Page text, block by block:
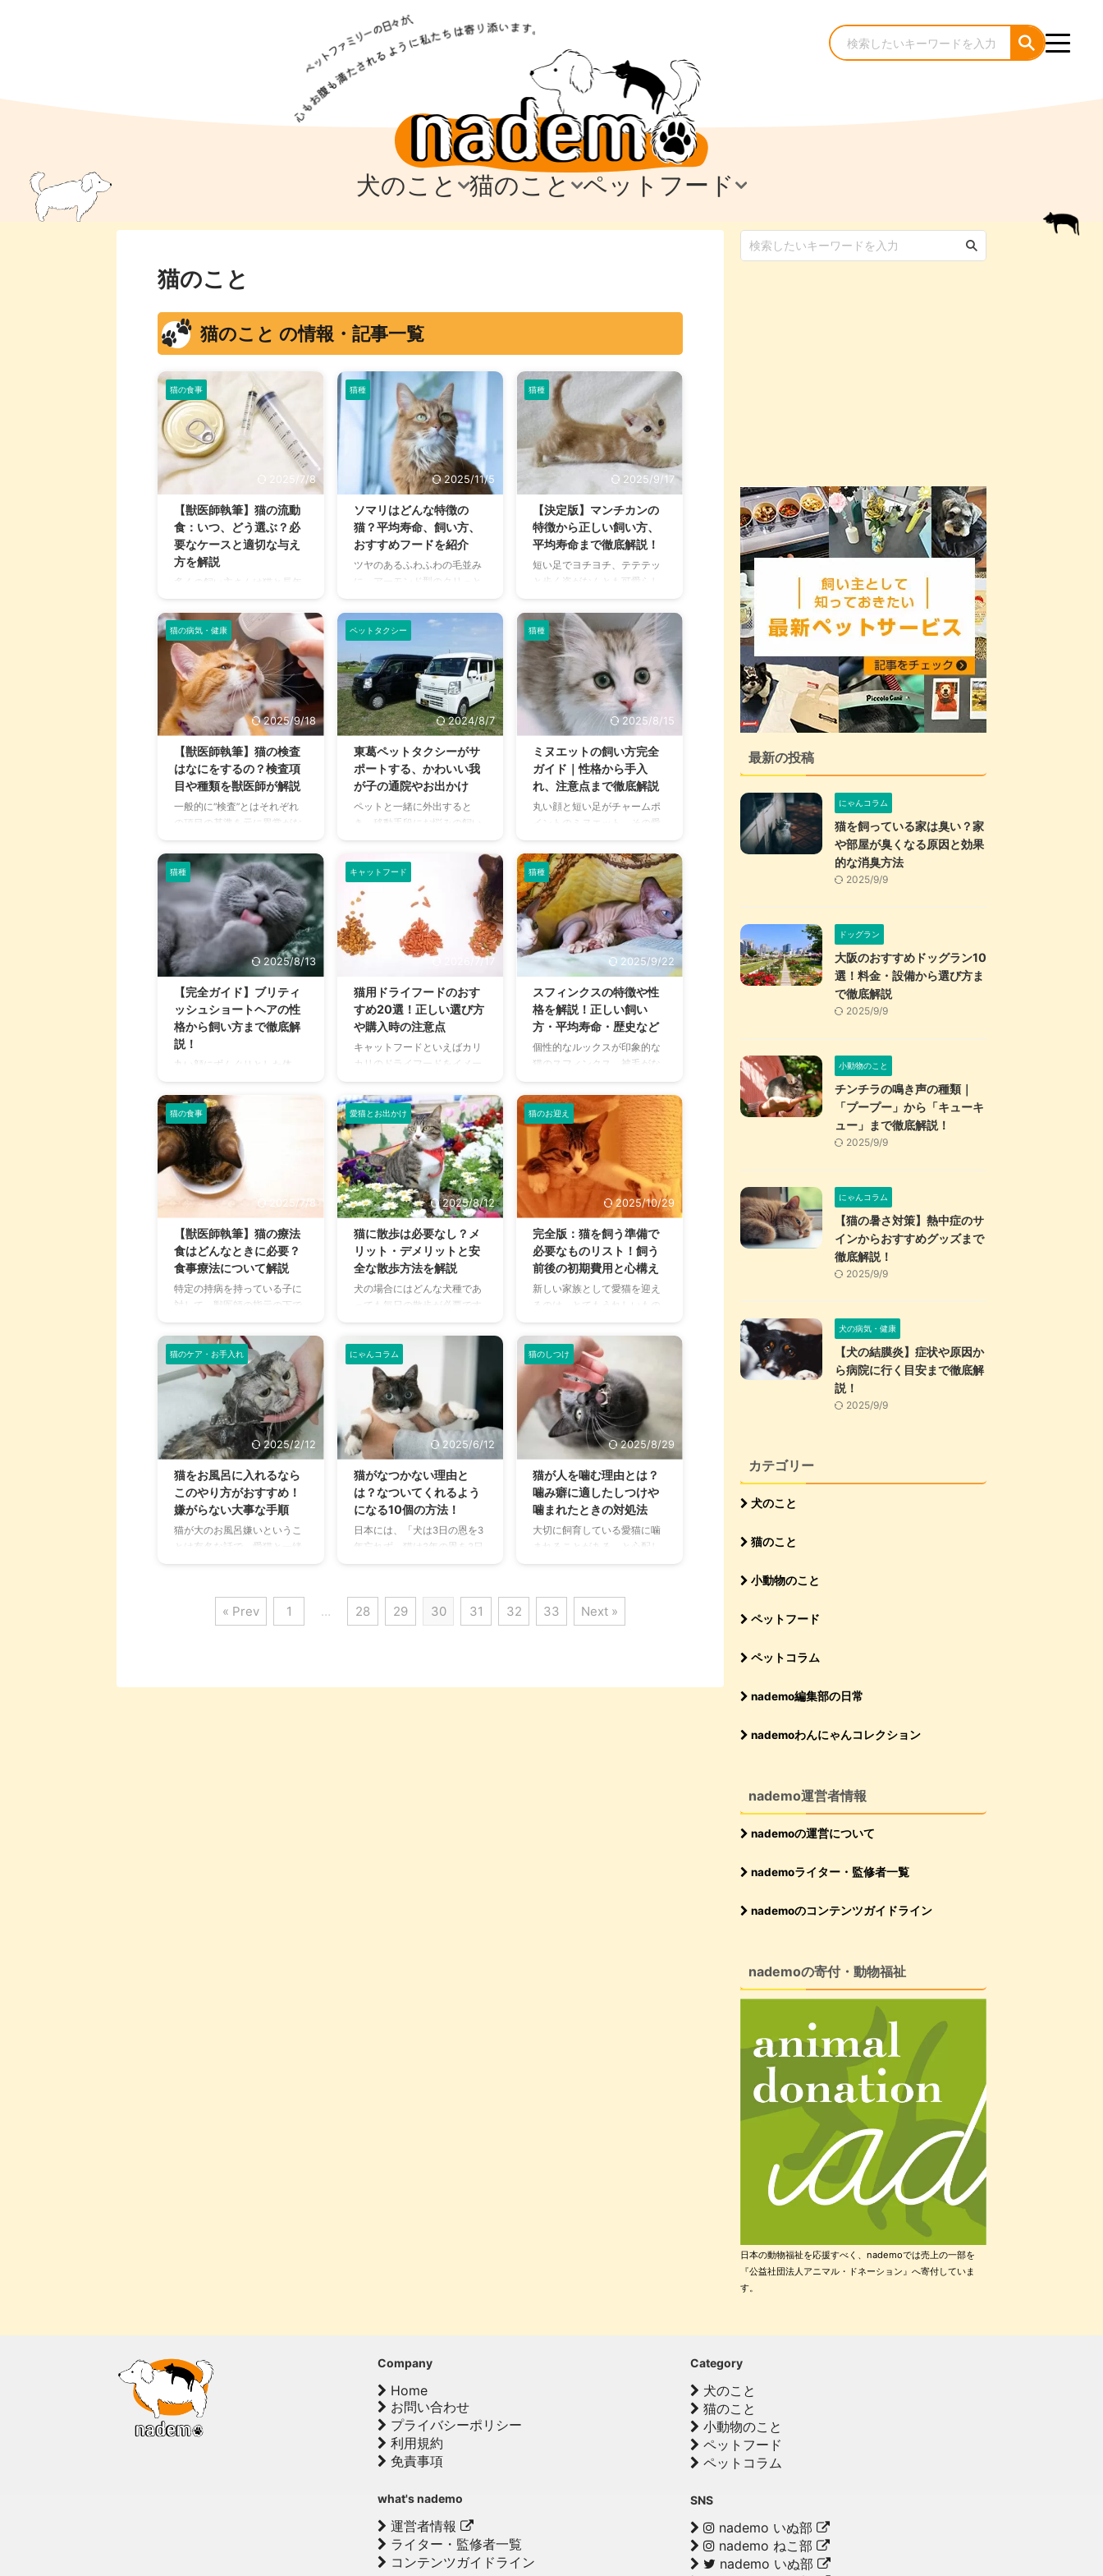
犬のこと
犬のこと
犬のケア・お手入れ
犬のしつけ
猫のこと
猫のこと
猫のケア・お手入れ
猫のしつけ
ペットフード
ペットフード
猫のこと
猫のこと の情報・記事一覧
猫の食事
2025/7/8
【獣医師執筆】猫の流動
食：いつ、どう選ぶ？必
要なケースと適切な与え
方を解説
多くの飼い主さんは猫と長年
暮らしていく中で、愛猫の怪
我や病気などさまざまな健康
問題を抱えるでしょう。 その
中でも猫の食欲が無くなって
しまったり、ドライフードや
缶詰フードを噛んで食べるこ
とが難しくなる場面もありま
す。 そんなときには、獣医師
の指示に基づいて“流動食”を
与えることがあるのです。 こ
の記事ではそんな流動食につ
いて、 流動食が必要になる状
況 流動食の種類 流動食の与え
方、注意点 の大きく3つのポ
は通常のフードが食べられな
いときに使われる、栄養 ...
猫種
2025/11/5
ソマリはどんな特徴の
猫？平均寿命、飼い方、
おすすめフードを紹介
ツヤのあるふわふわの毛並み
に、アーモンド型のクリっと
した目が特徴的なソマリ。最
近はペットショップで見かけ
ることも多く、その美しさに
魅了される人も多いのではな
いでしょうか？ 本記事ではソ
マリの特徴や性格、お迎えす
る際のポイントなどをご紹介
しています。新しい家族のお
迎えを検討している人は、ぜ
ひ参考にしてみてください
ね。 この記事の結論 ソマリは
アビシニアンに似た可愛らし
い声の猫種 とても甘えん坊で
飼い主さんとの時間を大切に
なブラッシングなど、お手入
れがとて ...
猫種
2025/9/17
【決定版】マンチカンの
特徴から正しい飼い方、
平均寿命まで徹底解説！
短い足でヨチヨチ、テテテッ
と歩く姿がなんとも可愛らし
いマンチカン。最大の特徴で
あるその短足は、実は交配に
より人工的に生まれたもので
はなく、自然が生んだミラク
ルだとか。 人なつこく、好奇
心旺盛で遊び好きの性格も相
まって、近年の猫種ランキン
グではトップを争うほどの人
気者です。 ただし、純血種と
してのブリーディングの歴史
も浅いため、種類が多い一方
で希少性が高く、お値段もお
高め。 また、短足胴長の体型
は愛される長所であると同時
んなマンチカンと末長く幸せ
に暮らす ...
猫の病気・健康
2025/9/18
【獣医師執筆】猫の検査
はなにをするの？検査項
目や種類を獣医師が解説
一般的に“検査”とはそれぞれ
の項目の基準を元に異常がな
いか、適切かどうか調べるた
めに行われます。 特に動物病
院でペットに対して行われる
検査は臨床検査と呼ばれ、健
康診断、病気の診断を行いま
す。 それだけでなく治療方法
を選んだり、その治療の効果
を判定したりと実にさまざま
な目的で行われます。 今回は
動物病院で日々行われている
検査を、特に猫にフォーカス
してお話しします。 この記事
の結論 猫の主な検査内容は、
触診・血液検査・画像検査・
全体の病気診断に役立つた
め、尿検査は特に重要 猫がス
ト ...
ペットタクシー
2024/8/7
東葛ペットタクシーがサ
ポートする、かわいい我
が子の通院やお出かけ
ペットと一緒に外出すると
き、移動手段にお悩みの飼い
主さんは多いでしょう。 とく
に公共交通機関ではペットを
連れての乗車は難しい点も多
く、車を持っていない飼い主
さんは不便な思いをすること
もあると思います。 ペットだ
けを移動したいとなると、さ
らに手段は限られますよね。
ペットタクシー。 今回は東葛
ペットタクシーを取材し、サ
ービスの特徴や内容、おすす
めポイントなどをうかがいま
した。 ペットタクシーの老
地域で創業し、現在は「足
立、板橋、世田谷、大田」に
も拠点を構 ...
猫種
2025/8/15
ミヌエットの飼い方完全
ガイド｜性格から手入
れ、注意点まで徹底解説
丸い顔と短い足がチャームポ
イントのミヌエット。その愛
らしい姿から、近年人気が高
まっています。 しかし、「ミ
ヌエットってどんな猫？」
「飼うときに気をつけること
はあるの？」と疑問に思う方
も多いのではないでしょう
か。 この記事では、ミヌエッ
トの性格や特徴、日々の生活
で欠かせないお手入れ方法、
健康管理のポイントまで、飼
い主さんが知りたい情報をす
べてまとめました。 ミヌエッ
トとの暮らしをより豊かにす
るために、ぜひ参考にしてく
エット（ナポレオン）は短足
でぽってり体型が特徴の猫種
ミヌエッ ...
猫種
2025/8/13
【完全ガイド】ブリティ
ッシュショートヘアの性
格から飼い方まで徹底解
説！
丸い顔にずんぐりとした体
型、そして愛嬌のある表情が
魅力のブリティッシュショー
トヘア。映画「不思議の国の
アリス」に登場するチェシャ
猫のモデルになったとも言わ
れ、その愛くるしい姿に惹か
れる方も多いのではないでし
ょうか。 穏やかで人懐っこい
にも人気の高い猫種です。猫
といえばブリティッシュショ
ートヘア！と思う人もいるの
事では、ブリティッシュショ
の作り方まで、彼らとの生活
を豊かにするための情報を網
羅的にご紹介し ...
キャットフード
2026/7/17
猫用ドライフードのおす
すめ20選！正しい選び方
や購入時の注意点
キャットフードといえばカリ
カリのドライフードをイメー
ジする方も多いのではないで
しょうか。 市販店舗でも子猫
用やシニア猫用、国産や外国
産などたくさんの種類が販売
されており、どれを選べばよ
いのか迷うこともあると思い
ます。 適切なドライフードは
猫の年齢や体調によって変わ
ってきます。毎日食べるもの
だからこそ、美味しさや素材
にこだわって選んであげたい
ですよね。 この記事ではドラ
イフードの特徴や選び方、与
える時の注意点などについて
フードの切り替えについて知
りたい方 ...
猫種
2025/9/22
スフィンクスの特徴や性
格を解説！正しい飼い
方・平均寿命・歴史など
個性的なルックスが印象的な
猫のスフィンクス。被毛がな
く無毛タイプの代表的な猫種
です。 「猫といえばモフモフ
の毛」というイメージも強
く、毛がほとんど生えていな
いスフィンクスは初めて見る
人にとってかなりインパクト
のある猫種といえるでしょ
う。 本記事では、スフィンク
スの性格や特徴、一緒に暮ら
す際のポイントを解説してい
ます。これから猫を迎え入れ
る予定の人は、候補の一例と
して検討してみてはいかがで
しょうか。 この記事の結論 ス
心が旺盛、飼い主さんに限ら
ず人のこと ...
猫の食事
2025/7/8
【獣医師執筆】猫の療法
食はどんなときに必要？
食事療法について解説
特定の持病を持っている子に
対して、獣医師の指示の下で
処方される療法食。 一般的に
水とフードだけで良いとされ
ている総合栄養食とは、どう
いった点で異なっているの
か、疑問に思う飼い主さんも
多いはず。 食事療法のひとつ
として選ばれる猫用療法食と
は？どんな種類があるのか？
そんな飼い主さんの疑問にお
答えすべく、獣医師執筆の
下、詳しく解説します。 この
記事の結論 キャットフードは
目的別に「総合栄養食・療法
食・一般食・おやつ」がある
愛猫とお出かけ
2025/8/12
猫に散歩は必要なし？メ
リット・デメリットと安
全な散歩方法を解説
犬の場合にはどんな犬種であ
っても毎日の散歩が必要です
が、犬に比べると、猫を散歩
させている飼い主さんはあま
り見かけませんよね。 「犬は
人につき、猫は家につく」と
よく言いますが、猫にも散歩
は必要なのでしょうか？ 本記
事では、猫を散歩させる必要
性や外に連れ出すメリット・
デメリットについて解説して
います。 愛猫と一緒に暮らし
ている人、愛猫に散歩は必要
なのか気になっている人は、
ぜひ最後まで読んでみてくだ
さいね。 この記事の結論 猫は
に連れ ...
猫のお迎え
2025/10/29
完全版：猫を飼う準備で
必要なものリスト！飼う
前後の初期費用と心構え
新しい家族として愛猫を迎え
るのは、とてもうれしいもの
ですよね。しかし、初めて猫
と一緒に暮らすという方は、
お迎えにあたって準備したり
考えなければいけないことが
さまざまにあります。 あると
便利なグッズや一緒に暮らす
上での注意したい点など、一
緒に暮らし始めてから慌てな
いような準備が必要。 ペット
をお迎えすることは新しい命
に責任を持つことです。しっ
かりとポイントをおさえて、
愛猫との生活を楽しいものに
していきましょう。 この記事
える 愛 ...
猫のケア・お手入れ
2025/2/12
猫をお風呂に入れるなら
このやり方がおすすめ！
嫌がらない大事な手順
猫が大のお風呂嫌いというこ
とは有名な話で、愛猫と一緒
に暮らしている人なら誰もが
さっぱり落として体をほぐす
時間は人間にとっては贅沢な
ひとときですが、猫にとって
にゃんコラム
2025/6/12
猫がなつかない理由と
は？なついてくれるよう
になる10個の方法！
日本には、「犬は3日の恩を3
年忘れず、猫は3年の恩を3日
で忘れる」などということわ
「犬は人につき、猫は家につ
く」なんてこともよく言われ
ますよね。 中には、ストーカ
猫のしつけ
2025/8/29
猫が人を噛む理由とは？
噛み癖に適したしつけや
噛まれたときの対処法
大切に飼育している愛猫に噛
まれることがある、と心配し
たり悩む飼い主さんは意外に
き起こしてしまうこともある
猫の噛み癖は、甘噛みなのか
そうでないのか、など噛むこ
« Prev 1 … 28 29 30 31 32 33 Next »
最新の投稿
にゃんコラム
猫を飼っている家は臭い？家
や部屋が臭くなる原因と効果
的な消臭方法
2025/9/9
ドッグラン
大阪のおすすめドッグラン10
選！料金・設備から選び方ま
で徹底解説
2025/9/9
小動物のこと
チンチラの鳴き声の種類｜
「プープー」から「キューキ
ュー」まで徹底解説！
2025/9/9
にゃんコラム
【猫の暑さ対策】熱中症のサ
インからおすすめグッズまで
徹底解説！
2025/9/9
犬の病気・健康
【犬の結膜炎】症状や原因か
ら病院に行く目安まで徹底解
説！
2025/9/9
カテゴリー
犬のこと
猫のこと
小動物のこと
ペットフード
ペットコラム
nademo編集部の日常
nademoわんにゃんコレクション
nademo運営者情報
nademoの運営について
nademoライター・監修者一覧
nademoのコンテンツガイドライン
nademoの寄付・動物福祉
日本の動物福祉を応援すべく、nademoでは売上の一部を
『公益社団法人アニマル・ドネーション』へ寄付していま
す。
Company
Home
お問い合わせ
プライバシーポリシー
利用規約
免責事項
what's nademo
運営者情報
ライター・監修者一覧
コンテンツガイドライン
Category
犬のこと
猫のこと
小動物のこと
ペットフード
ペットコラム
SNS
nademo いぬ部
nademo ねこ部
nademo いぬ部